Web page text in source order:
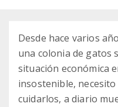
Desde hace varios
una colonia de gatos
situación económica
insostenible,
cuidarlos, a diario